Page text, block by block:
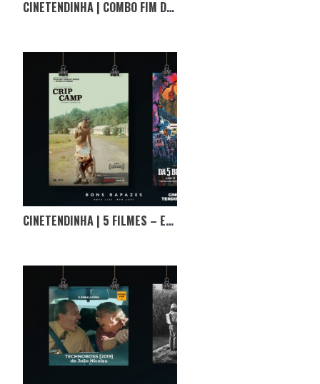
CINETENDINHA | COMBO FIM DE SEMANA
CINETENDINHA | 5 FILMES – ESPECIAL ÓSCARES